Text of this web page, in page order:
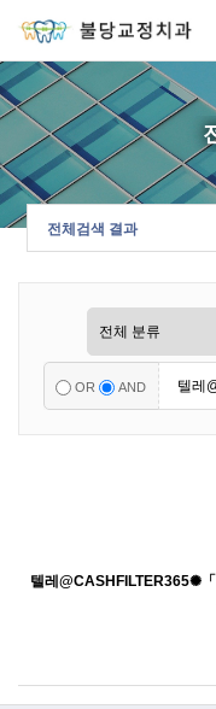
전체검색 결과
OR AND
텔레@CASHFILTER365✺